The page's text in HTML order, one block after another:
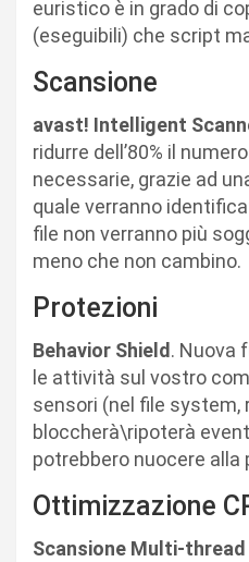
euristico è in grado di
(eseguibili) che script
Scansione
avast! Intelligent
ridurre dell’80% il
necessarie, grazie ad
quale verranno
file non verranno più
meno che non cambino.
Protezioni
Behavior Shield. Nuova
le attività sul vostro
sensori (nel file system,
bloccherà\ripoterà
potrebbero nuocere alla
Ottimizzazione
Scansione Multi-